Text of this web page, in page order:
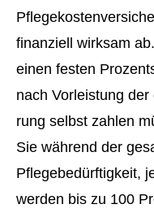
finanziell wirksam
einen festen
nach Vorleistung
rung selbst zahlen
Sie während der
Pflegebedürftigkeit,
werden bis zu 100